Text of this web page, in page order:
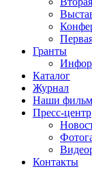
Гранты
Каталог
Журнал
Наши
Пресс-центр
Контакты